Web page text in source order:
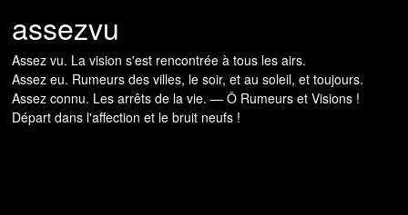
assezvu
Assez vu. La vision s'est rencontrée à tous les airs.
Assez eu. Rumeurs des villes, le soir, et au soleil, et toujours.
Assez connu. Les arrêts de la vie. — Ô Rumeurs et Visions !
Départ dans l'affection et le bruit neufs !